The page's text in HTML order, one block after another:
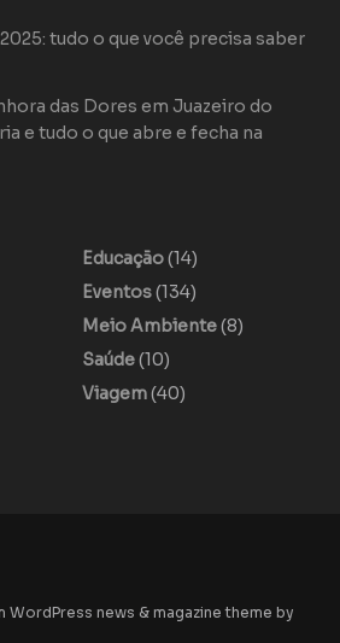
tudo o que você precisa saber
das Dores em Juazeiro do
e tudo o que abre e fecha na
Educação(14)
Eventos(134)
Meio Ambiente(8)
Saúde(10)
Viagem(40)
WordPress news & magazine theme by